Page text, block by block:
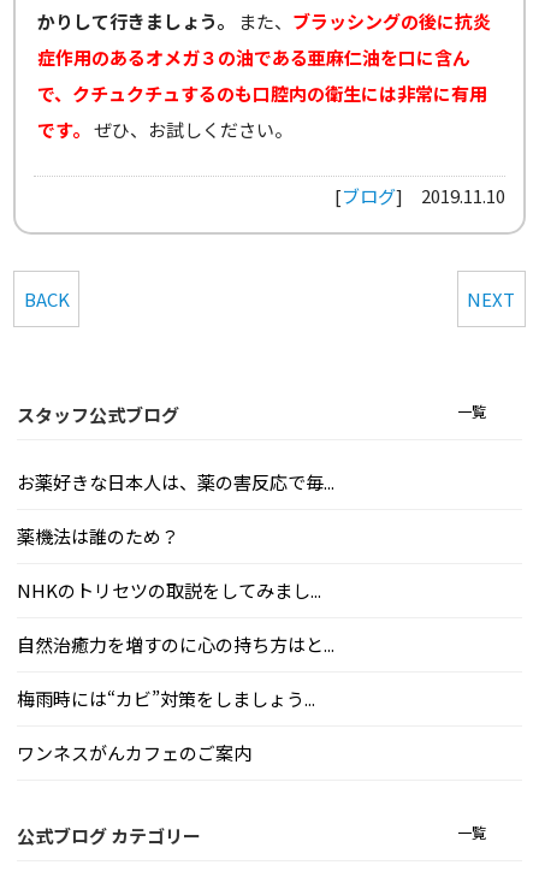
かりして行きましょう。
また、 ブラッシングの後に抗炎
症作用のあるオメガ３の油である亜麻仁油を口に含ん
で、クチュクチュするのも口腔内の衛生には非常に有用
です。 ぜひ、お試しください。
[ブログ] 2019.11.10
BACK NEXT
スタッフ公式ブログ 一覧
お薬好きな日本人は、薬の害反応で毎...
薬機法は誰のため？
NHKのトリセツの取説をしてみまし...
自然治癒力を増すのに心の持ち方はと...
梅雨時には“カビ”対策をしましょう...
ワンネスがんカフェのご案内
公式ブログ カテゴリー 一覧